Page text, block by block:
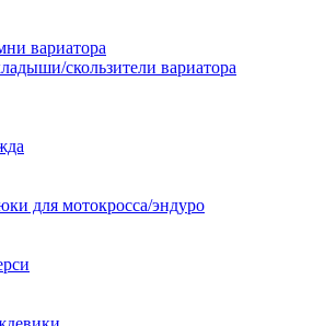
вариатора
скользители вариатора
для мотокросса/эндуро